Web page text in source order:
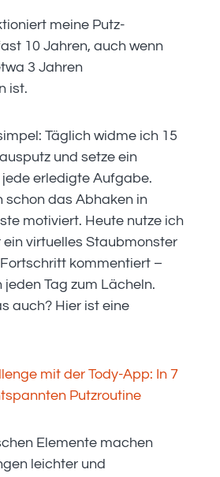
meine Putz-
10 Jahren, auch wenn
3 Jahren
ist.
Täglich widme ich 15
und setze ein
erledigte Aufgabe.
schon das Abhaken in
motiviert. Heute nutze ich
ein virtuelles Staubmonster
kommentiert –
Tag zum Lächeln.
auch? Hier ist eine
mit der Tody-App: In 7
Putzroutine
Elemente machen
leichter und